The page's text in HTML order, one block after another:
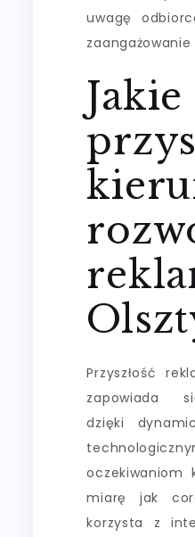
uwagę
Jakie
Przyszłość
zapowiada
dzięki
oczekiwaniom
miarę jak
korzysta z